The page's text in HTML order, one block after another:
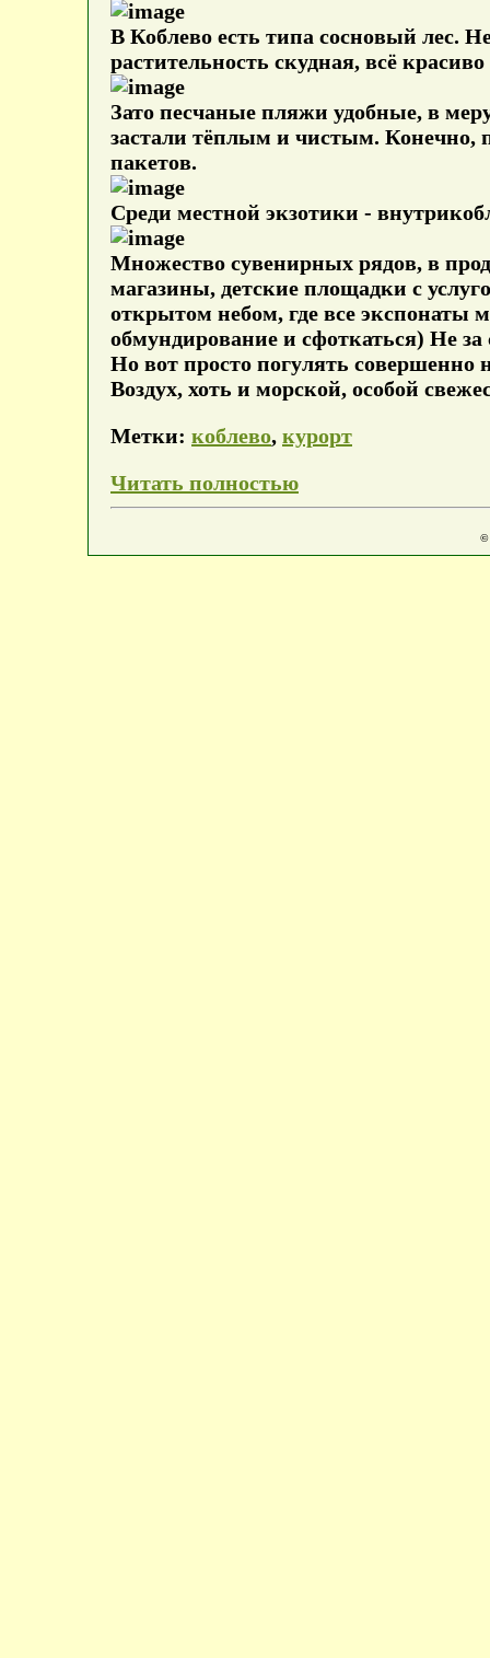
В Коблево есть типа сосновый лес.
растительность скудная, всё
Зато песчаные пляжи удобные, в
застали тёплым и чистым. Конечно,
пакетов.
Среди местной экзотики -
Множество сувенирных рядов, в
магазины, детские площадки с
открытом небом, где все экспонаты
обмундирование и сфоткаться) Не за
Но вот просто погулять
Воздух, хоть и морской, особой
Метки: коблево, курорт
Читать полностью
©